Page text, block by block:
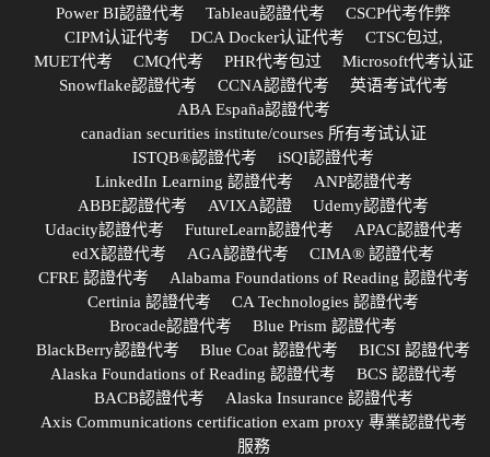
Power BI認證代考
Tableau認證代考
CSCP代考作弊
CIPM认证代考
DCA Docker认证代考
CTSC包过,
MUET代考
CMQ代考 PHR代考包过
Microsoft代考认证
Snowflake認證代考
CCNA認證代考
英语考试代考
ABA España認證代考
canadian securities institute/courses 所有考试认证
ISTQB®認證代考
iSQI認證代考
LinkedIn Learning 認證代考
ANP認證代考
ABBE認證代考
AVIXA認證
Udemy認證代考
Udacity認證代考
FutureLearn認證代考
APAC認證代考
edX認證代考
AGA認證代考
CIMA® 認證代考
CFRE 認證代考
Alabama Foundations of Reading 認證代考
Certinia 認證代考
CA Technologies 認證代考
Brocade認證代考
Blue Prism 認證代考
BlackBerry認證代考
Blue Coat 認證代考
BICSI 認證代考
Alaska Foundations of Reading 認證代考
BCS 認證代考
BACB認證代考
Alaska Insurance 認證代考
Axis Communications certification exam proxy 專業認證代考
服務